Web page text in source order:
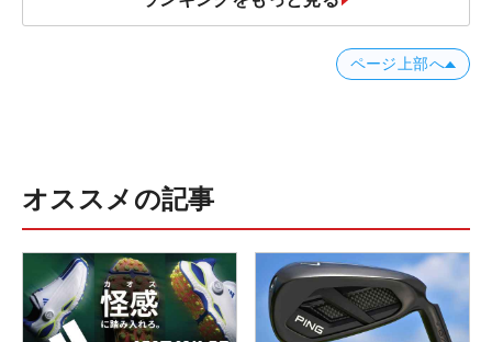
ページ上部へ
オススメの記事